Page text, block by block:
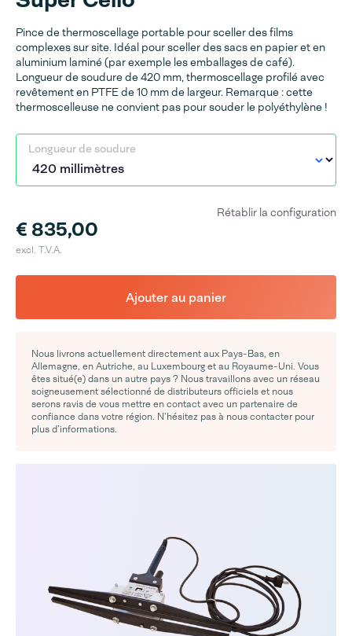
Pince de thermoscellage portable pour sceller des films
complexes sur site. Idéal pour sceller des sacs en papier et en
aluminium laminé (par exemple les emballages de café).
Longueur de soudure de 420 mm, thermoscellage profilé avec
revêtement en PTFE de 10 mm de largeur. Remarque : cette
thermoscelleuse ne convient pas pour souder le polyéthylène !
Longueur de soudure
€ 835,00
excl. T.V.A.
Rétablir la configuration
Ajouter au panier
Nous livrons actuellement directement aux Pays-Bas, en
Allemagne, en Autriche, au Luxembourg et au Royaume-Uni. Vous
êtes situé(e) dans un autre pays ? Nous travaillons avec un réseau
soigneusement sélectionné de distributeurs officiels et nous
serons ravis de vous mettre en contact avec un partenaire de
confiance dans votre région. N’hésitez pas à nous contacter pour
plus d’informations.